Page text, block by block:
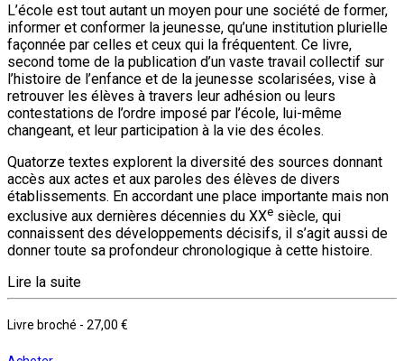
L’école est tout autant un moyen pour une société de former,
informer et conformer la jeunesse, qu’une institution plurielle
façonnée par celles et ceux qui la fréquentent. Ce livre,
second tome de la publication d’un vaste travail collectif sur
l’histoire de l’enfance et de la jeunesse scolarisées, vise à
retrouver les élèves à travers leur adhésion ou leurs
contestations de l’ordre imposé par l’école, lui-même
changeant, et leur participation à la vie des écoles.
Quatorze textes explorent la diversité des sources donnant
accès aux actes et aux paroles des élèves de divers
établissements. En accordant une place importante mais non
exclusive aux dernières décennies du XXe siècle, qui
connaissent des développements décisifs, il s’agit aussi de
donner toute sa profondeur chronologique à cette histoire.
Lire la suite
Livre broché - 27,00 €